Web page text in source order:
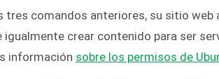
tres comandos anteriores, su sitio web
igualmente crear contenido para ser
información sobre los permisos de